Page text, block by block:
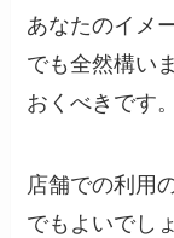
あなたのイメ
でも全然構い
おくべきです。
店舗での利用
でもよいでし